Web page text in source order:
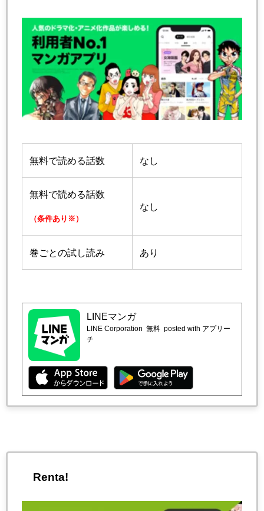
無料で読める話数 なし
無料で読める話数
（条件あり※）
なし
巻ごとの試し読み あり
LINEマンガ
LINE Corporation 無料 posted with アプリー
チ
Renta!